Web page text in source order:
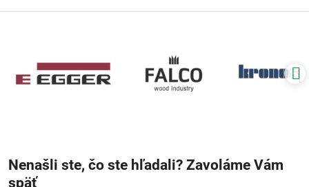
Nenašli ste, čo ste hľadali? Zavoláme Vám
späť